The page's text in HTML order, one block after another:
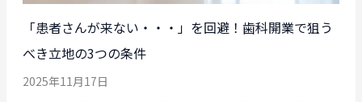
「患者さんが来ない・・・」を回避！歯科開業で狙う
べき立地の3つの条件
2025年11月17日